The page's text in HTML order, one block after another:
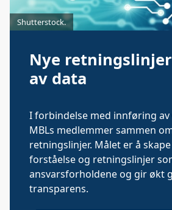
Shutterstock.
Nye
av data
I forbindelse med innføring av
MBLs medlemmer sammen
retningslinjer. Målet er å
forståelse og retningslinjer
ansvarsforholdene og gir økt
transparens.